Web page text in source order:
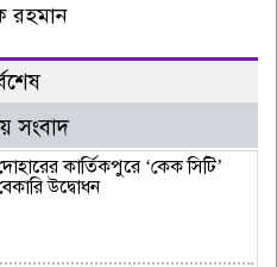
রহমান
সংবাদ
কার্তিকপুরে ‘কেক সিটি’
উদ্বোধন